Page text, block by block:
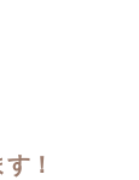
！